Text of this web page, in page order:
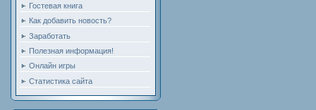
Гостевая книга
Как добавить новость?
Заработать
Полезная информация!
Онлайн игры
Статистика сайта